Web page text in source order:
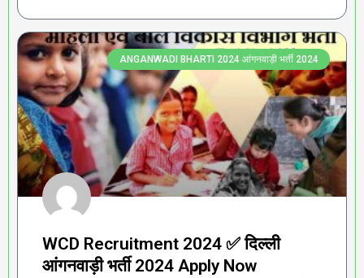
ANGANWADI BHARTI 2024 आंगनवाड़ी भर्ती 2024
WCD Recruitment 2024 ✅ दिल्ली
आंगनवाड़ी भर्ती 2024 Apply Now